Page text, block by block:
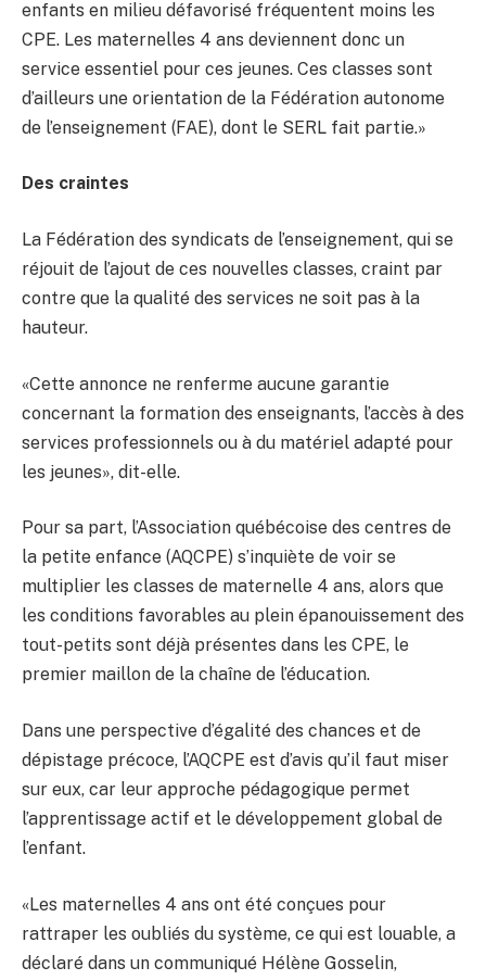
enfants en milieu défavorisé fréquentent moins les
CPE. Les maternelles 4 ans deviennent donc un
service essentiel pour ces jeunes. Ces classes sont
d’ailleurs une orientation de la Fédération autonome
de l’enseignement (FAE), dont le SERL fait partie.»
Des craintes
La Fédération des syndicats de l’enseignement, qui se
réjouit de l’ajout de ces nouvelles classes, craint par
contre que la qualité des services ne soit pas à la
hauteur.
«Cette annonce ne renferme aucune garantie
concernant la formation des enseignants, l’accès à des
services professionnels ou à du matériel adapté pour
les jeunes», dit-elle.
Pour sa part, l’Association québécoise des centres de
la petite enfance (AQCPE) s’inquiète de voir se
multiplier les classes de maternelle 4 ans, alors que
les conditions favorables au plein épanouissement des
tout-petits sont déjà présentes dans les CPE, le
premier maillon de la chaîne de l’éducation.
Dans une perspective d’égalité des chances et de
dépistage précoce, l’AQCPE est d’avis qu’il faut miser
sur eux, car leur approche pédagogique permet
l’apprentissage actif et le développement global de
l’enfant.
«Les maternelles 4 ans ont été conçues pour
rattraper les oubliés du système, ce qui est louable, a
déclaré dans un communiqué Hélène Gosselin,